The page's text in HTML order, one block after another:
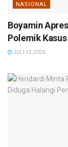
NASIONAL
Boyamin
Polemik
JULI 12, 2026